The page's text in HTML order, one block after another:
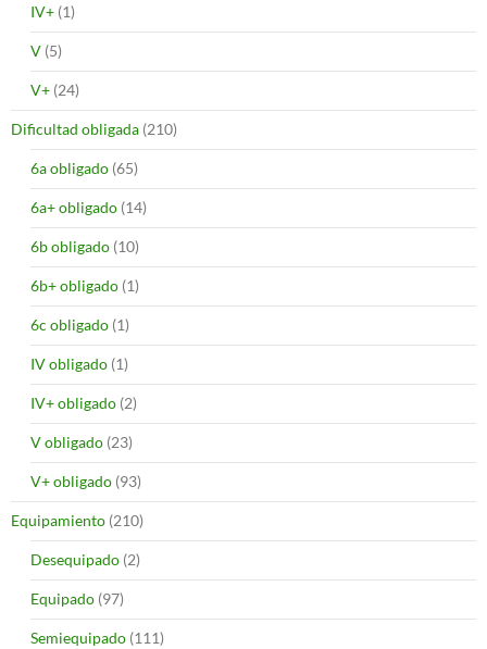
IV+ (1)
V (5)
V+ (24)
Dificultad obligada (210)
6a obligado (65)
6a+ obligado (14)
6b obligado (10)
6b+ obligado (1)
6c obligado (1)
IV obligado (1)
IV+ obligado (2)
V obligado (23)
V+ obligado (93)
Equipamiento (210)
Desequipado (2)
Equipado (97)
Semiequipado (111)